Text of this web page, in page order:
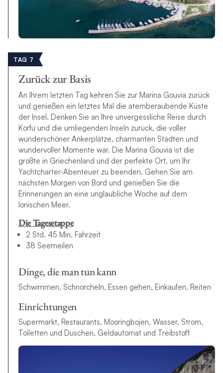
TAG 7
Zurück zur Basis
An Ihrem letzten Tag kehren Sie zur Marina Gouvia zurück
und genießen ein letztes Mal die atemberaubende Küste
der Insel. Denken Sie an Ihre unvergessliche Reise durch
Korfu und die umliegenden Inseln zurück, die voller
wunderschöner Ankerplätze, charmanten Städten und
wundervoller Momente war. Die Marina Gouvia ist die
größte in Griechenland und der perfekte Ort, um Ihr
Yachtcharter-Abenteuer zu beenden. Gehen Sie am
nächsten Morgen von Bord und genießen Sie die
Erinnerungen an eine unglaubliche Woche auf dem
Ionischen Meer.
Die Tagesetappe
2 Std. 45 Min. Fahrzeit
38 Seemeilen
Dinge, die man tun kann
Schwimmen, Schnorcheln, Essen gehen, Einkaufen, Reiten
Einrichtungen
Supermarkt, Restaurants, Mooringbojen, Wasser, Strom,
Toiletten und Duschen, Geldautomat und Treibstoff